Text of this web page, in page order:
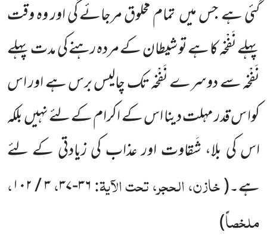
گئی ہےجس میںتمام مخلوق مرجائے گی اور وہ وقت
پہلے نَفْخہ کا ہے تو شیطان کے مردہ رہنے کی مدت پہلے
نَفْخہ سے دوسرے نَفْخہ تک چالیس برس ہے اور اس
کوا س قدر مہلت دینا اس کے اکرام کے لئے نہیںبلکہ
اس کی بلا، شَقاوت اور عذاب کی زیادتی کے لئے
ہے۔(خازن، الحجر، تحت الآیۃ:۳۶-۳۷ ،۳ / ۱۰۲
،
ملخصاً)